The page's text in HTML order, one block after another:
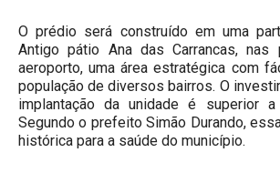
O prédio será construído em uma
Antigo pátio Ana das Carrancas, nas
aeroporto, uma área estratégica com
população de diversos bairros. O
implantação da unidade é superior
Segundo o prefeito Simão Durando,
histórica para a saúde do município.